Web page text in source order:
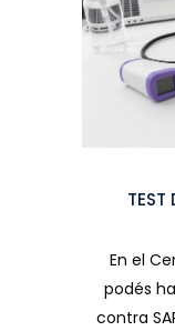
TEST
En el
podés
contra